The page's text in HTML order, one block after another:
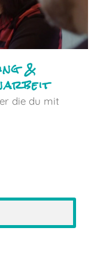
&
die du mit